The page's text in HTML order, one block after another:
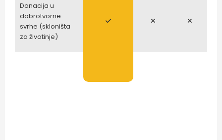
Donacija u
dobrotvorne
svrhe (skloništa
za životinje)